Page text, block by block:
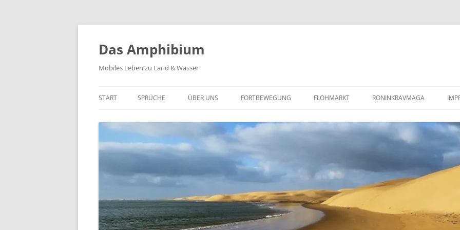
Zum
Das Amphibium
Mobiles Leben zu Land & Wasser
START SPRÜCHE ÜBER UNS FORTBEWEGUNG FLOHMARKT
LUFTLANDEBLECHE
REPARATURANLEITUNG/WERKSTATTHANDBUCH
DEFENDER TD5
RONINKRAVMAGA
KOBUDO
MINDFULNESS BASED STRESS
REDUCTION (MBSR)
(WILDNISPÄDAGOGIK)
BARFUSSLAUFEN